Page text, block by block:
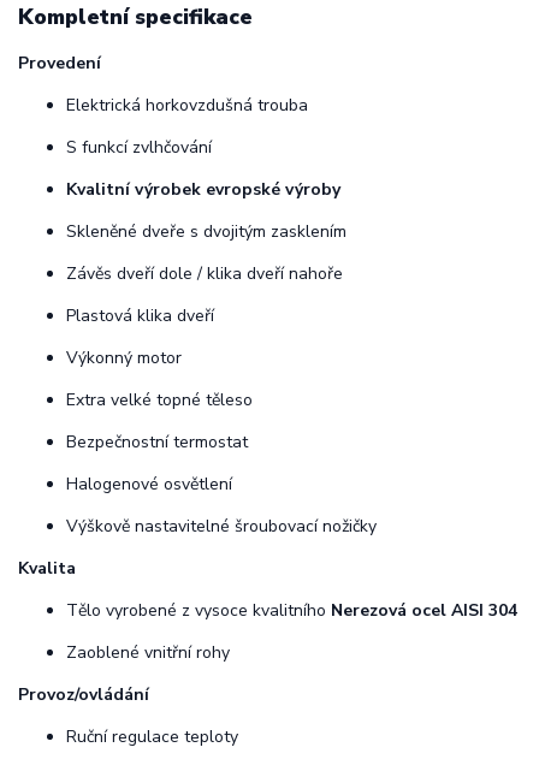
Kompletní specifikace
Provedení
Elektrická horkovzdušná trouba
S funkcí zvlhčování
Kvalitní výrobek evropské výroby
Skleněné dveře s dvojitým zasklením
Závěs dveří dole / klika dveří nahoře
Plastová klika dveří
Výkonný motor
Extra velké topné těleso
Bezpečnostní termostat
Halogenové osvětlení
Výškově nastavitelné šroubovací nožičky
Kvalita
Tělo vyrobené z vysoce kvalitního Nerezová ocel AISI 304
Zaoblené vnitřní rohy
Provoz/ovládání
Ruční regulace teploty